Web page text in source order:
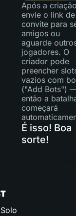
Após a
envie o link de
convite para
amigos ou
aguarde
jogadores. O
criador pode
preencher
vazios com
("Add Bots")
então a
começará
É isso! Boa
sorte!
Solo